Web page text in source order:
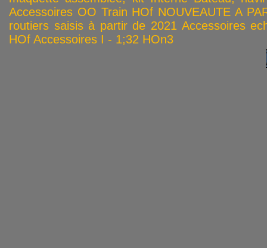
Accessoires OO Train HOf NOUVEAUTE A
routiers saisis à partir de 2021 Accessoires
HOf Accessoires I - 1;32 HOn3